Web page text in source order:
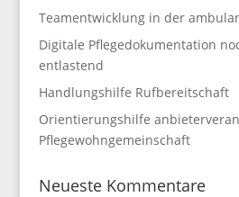
Teamentwicklung in der
Digitale Pflegedokumentation
entlastend
Handlungshilfe Rufbereitschaft
Orientierungshilfe
Pflegewohngemeinschaft
Neueste Kommentare